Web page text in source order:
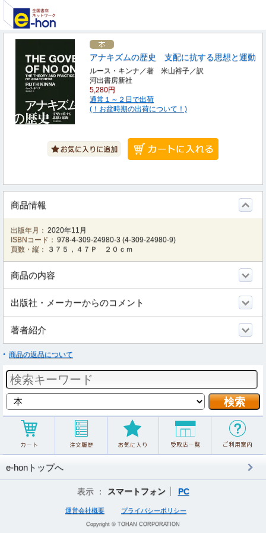
アナキズムの歴史 支配に抗する思想と運動
ルース・キンナ／著 米山裕子／訳
河出書房新社
5,280円
通常１～２日で出荷
(！お盆時期の出荷について！)
商品情報
出版年月： 2020年11月
ISBNコード： 978-4-309-24980-3 (4-309-24980-9)
頁数・縦：
３７５，４７Ｐ ２０ｃｍ
商品の内容
出版社・メーカーからのコメント
著者紹介
商品の返品について
e-honトップへ
表示 ： スマートフォン PC
運営会社概要 プライバシーポリシー
Copyright © TOHAN CORPORATION